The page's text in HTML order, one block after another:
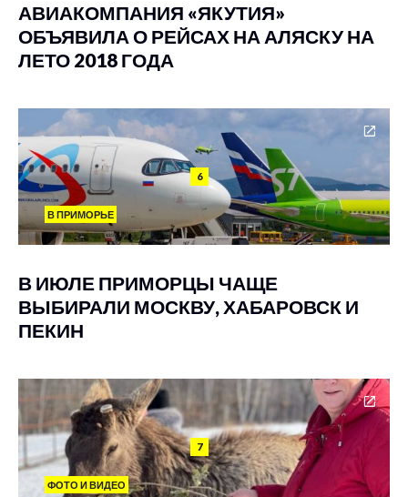
АВИАКОМПАНИЯ «ЯКУТИЯ»
ОБЪЯВИЛА О РЕЙСАХ НА АЛЯСКУ НА
ЛЕТО 2018 ГОДА
6
В ПРИМОРЬЕ
В ИЮЛЕ ПРИМОРЦЫ ЧАЩЕ
ВЫБИРАЛИ МОСКВУ, ХАБАРОВСК И
ПЕКИН
7
ФОТО И ВИДЕО